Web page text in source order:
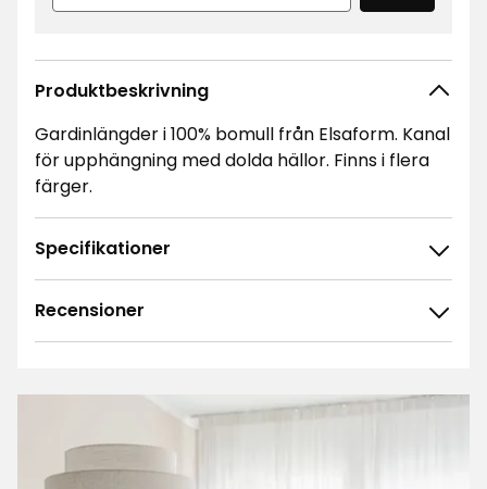
Produktbeskrivning
Gardinlängder i 100% bomull från Elsaform. Kanal
för upphängning med dolda hällor. Finns i flera
färger.
Specifikationer
Recensioner
4.6
2 ☆
Sortera efter